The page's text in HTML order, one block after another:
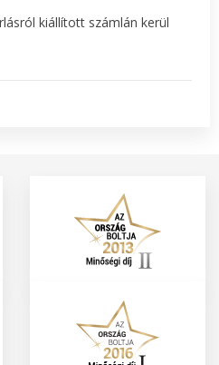
kiállított számlán kerül